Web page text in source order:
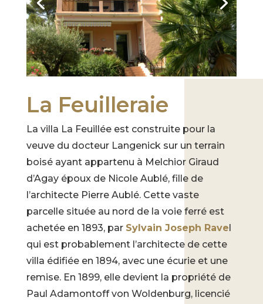
La Feuilleraie
La villa La Feuillée est construite pour la
veuve du docteur Langenick sur un terrain
boisé ayant appartenu à Melchior Giraud
d’Agay époux de Nicole Aublé, fille de
l’architecte Pierre Aublé. Cette vaste
parcelle située au nord de la voie ferré est
achetée en 1893, par Sylvain Joseph Rave
qui est probablement l’architecte de cette
villa édifiée en 1894, avec une écurie et une
remise. En 1899, elle devient la propriété de
Paul Adamontoff von Woldenburg, licencié